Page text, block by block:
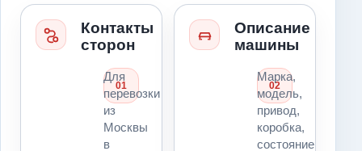
01
Контакты
сторон
Для
перевозки
из
Москвы
в
02
Описание
машины
Марка,
модель,
привод,
коробка,
состояние